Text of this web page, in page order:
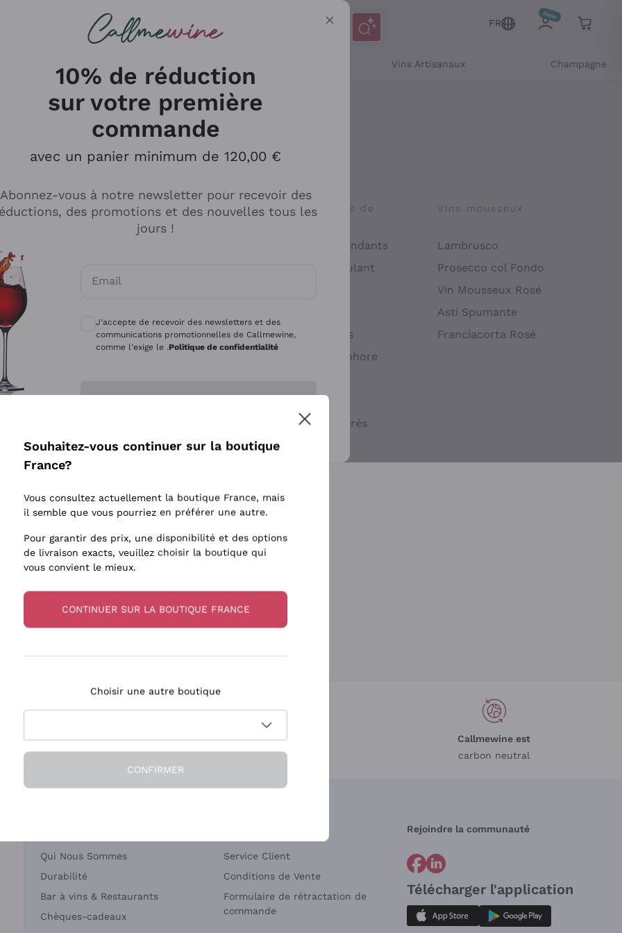
FR
Vins Artisanaux Champagne
Explorer le catalogue
Producteurs
Mascarello Bartolo
Rinaldi Giuseppe
Tenuta San Leonardo
Alessandra Divella
Sedilesu
Ceretto
Les philosophies de
Vignerons Indépendants
Recoltant Manipulant
Levures indigènes
Vins Faits en Amphore
Vins Biologiques
Vins blancs macérés
Vins mousseux
Lambrusco
Prosecco col Fondo
Vin Mousseux Rosé
Asti Spumante
Franciacorta Rosé
en 2-4 jours
en France
Paiement
en 3 fois
Callmewine est
carbon neutral
Qui Nous Sommes
Durabilité
Bar à vins & Restaurants
Chèques-cadeaux
Service Client
Conditions de Vente
Formulaire de rétractation de
commande
Rejoindre la communauté
Télécharger l'application
10% de réduction
sur votre première
commande
avec un panier minimum de 120,00 €
Abonnez-vous à notre newsletter pour recevoir des
des promotions et des nouvelles tous les
jours !
Email
Consentements optionnels pour recevoir des communications et des offres personnalisées
J'accepte de recevoir des newsletters et des
communications promotionnelles de Callmewine,
comme l'exige le .Politique de confidentialité
Enregistre-moi
plus d'informations, veuillez lire notrePolitique de confidentialité
Souhaitez-vous continuer sur la boutique
France?
Vous consultez actuellement la boutique France, mais
il semble que vous pourriez en préférer une autre.
Pour garantir des prix, une disponibilité et des options
de livraison exacts, veuillez choisir la boutique qui
vous convient le mieux.
CONTINUER SUR LA BOUTIQUE FRANCE
Choisir une autre boutique
CONFIRMER